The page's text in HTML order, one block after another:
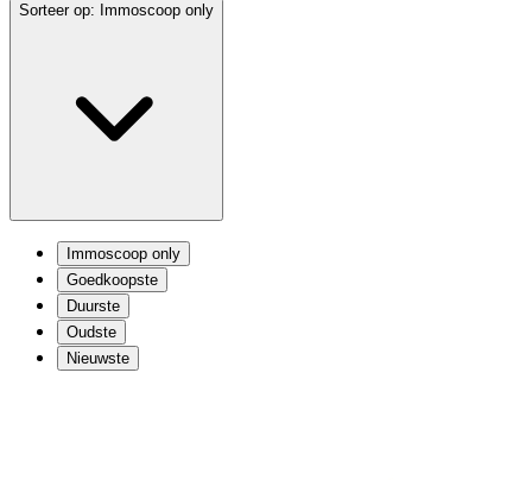
Sorteer op: Immoscoop only
Immoscoop only
Goedkoopste
Duurste
Oudste
Nieuwste